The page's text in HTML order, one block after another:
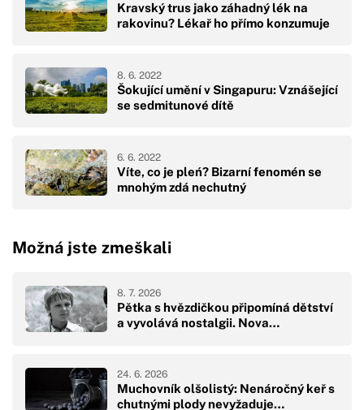
Kravský trus jako záhadný lék na
rakovinu? Lékař ho přímo konzumuje
Šokující umění v Singapuru: Vznášející
se sedmitunové dítě
8. 6. 2022
Víte, co je pleń? Bizarní fenomén se
mnohým zdá nechutný
6. 6. 2022
Možná jste zmeškali
Pětka s hvězdičkou připomíná dětství
a vyvolává nostalgii. Nova…
8. 7. 2026
Muchovník olšolistý: Nenáročný keř s
chutnými plody nevyžaduje…
24. 6. 2026